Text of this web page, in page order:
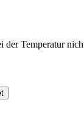
Temperatur